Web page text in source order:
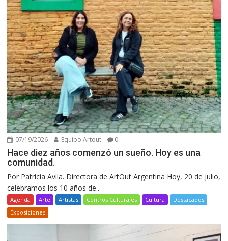
07/19/2026 Equipo Artout 0
Hace diez años comenzó un sueño. Hoy es una
comunidad.
Por Patricia Avila. Directora de ArtOut Argentina Hoy, 20 de julio,
celebramos los 10 años de...
Agenda Arte Artistas Centros Culturales Cultura
Destacados
Exposiciones